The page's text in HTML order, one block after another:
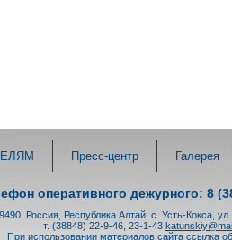
Пресс-центр Галерея
оперативного дежурного: 8
Россия, Республика Алтай, с. Усть-Кокса, ул.
т. (38848) 22-9-46, 23-1-43
При использовании материалов сайта ссылка